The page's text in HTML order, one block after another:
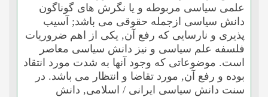
علمى سیاسى مربوطه و یا نگرش هاى گوناگون
دانش سیاسى ازجمله حقوقى مى باشد; آسیب
پذیرى و نارسایى که رفع آن, یکى از اهم ضروریات
فلسفه علم سیاسى و نیز دانش سیاسى معاصر
است. موضوعاتى که وجود آنها به شدت مورد انتقاد
بوده و رفع آن, مورد تقاضا و انتظار مى باشد. در
سنت دانش سیاسى ایرانى / اسلامى, دانش